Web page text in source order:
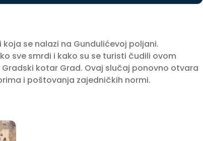
se nalazi na Gundulićevoj poljani.
sve smrdi i kako su se turisti čudili ovom
kotar Grad. Ovaj slučaj ponovno otvara
i poštovanja zajedničkih normi.